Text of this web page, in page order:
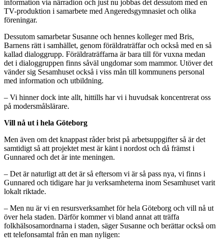
information via närradion och just nu jobbas det dessutom med en
TV-produktion i samarbete med Angeredsgymnasiet och olika
föreningar.
Dessutom samarbetar Susanne och hennes kolleger med Bris,
Barnens rätt i samhället, genom föräldraträffar och också med en så
kallad dialoggrupp. Föräldraträffarna är bara till för vuxna medan
det i dialoggruppen finns såväl ungdomar som mammor. Utöver det
vänder sig Sesamhuset också i viss mån till kommunens personal
med information och utbildning.
– Vi hinner dock inte allt, hittills har vi i huvudsak koncentrerat oss
på modersmålslärare.
Vill nå ut i hela Göteborg
Men även om det knappast råder brist på arbetsuppgifter så är det
samtidigt så att projektet mest är känt i nordost och då främst i
Gunnared och det är inte meningen.
– Det är naturligt att det är så eftersom vi är så pass nya, vi finns i
Gunnared och tidigare har ju verksamheterna inom Sesamhuset varit
lokalt riktade.
– Men nu är vi en resursverksamhet för hela Göteborg och vill nå ut
över hela staden. Därför kommer vi bland annat att träffa
folkhälsosamordnarna i staden, säger Susanne och berättar också om
ett telefonsamtal från en man nyligen: